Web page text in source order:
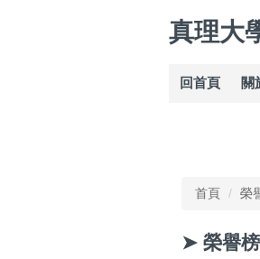
真理大
回首頁 關
首頁 榮
➤ 榮譽榜